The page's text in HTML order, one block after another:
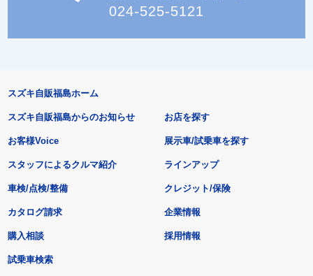
024-525-5121
スズキ自販福島ホーム
スズキ自販福島からのお知らせ
お客様Voice
スタッフによるクルマ紹介
お店を探す
展示車/試乗車を探す
ラインアップ
車検/点検/整備 クレジット/保険
カタログ請求
購入相談
試乗車検索
企業情報
採用情報